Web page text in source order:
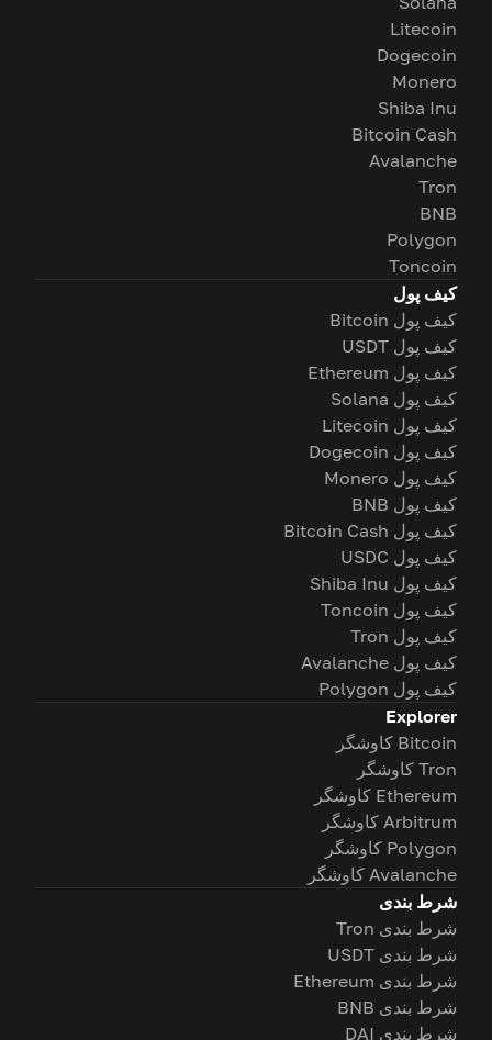
Litecoin
Dogecoin
Monero
Shiba Inu
Bitcoin Cash
Avalanche
Tron
BNB
Polygon
Toncoin
کیف پول
کیف پول Bitcoin
کیف پول USDT
کیف پول Ethereum
کیف پول Solana
کیف پول Litecoin
کیف پول Dogecoin
کیف پول Monero
کیف پول BNB
کیف پول Bitcoin Cash
کیف پول USDC
کیف پول Shiba Inu
کیف پول Toncoin
کیف پول Tron
کیف پول Avalanche
کیف پول Polygon
Explorer
Bitcoin کاوشگر
Tron کاوشگر
Ethereum کاوشگر
Arbitrum کاوشگر
Polygon کاوشگر
Avalanche کاوشگر
شرط بندی
شرط بندی Tron
شرط بندی USDT
شرط بندی Ethereum
شرط بندی BNB
شرط بندی DAI